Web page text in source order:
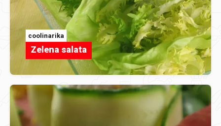
coolinarika
Zelena salata